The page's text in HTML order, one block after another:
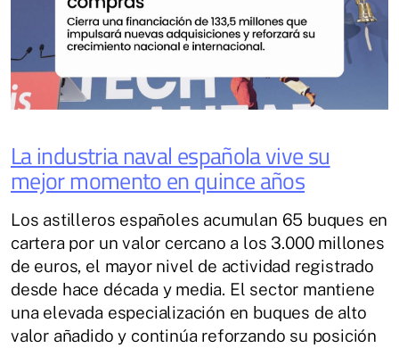
La industria naval española vive su
mejor momento en quince años
Los astilleros españoles acumulan 65 buques en
cartera por un valor cercano a los 3.000 millones
de euros, el mayor nivel de actividad registrado
desde hace década y media. El sector mantiene
una elevada especialización en buques de alto
valor añadido y continúa reforzando su posición